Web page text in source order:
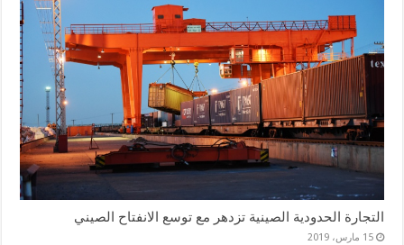
التجارة الحدودية الصينية تزدهر مع توسع الانفتاح الصيني
15 مارس، 2019